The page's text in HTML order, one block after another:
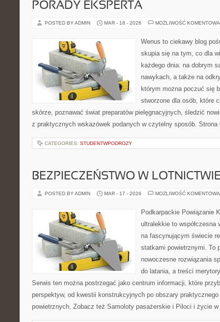
PORADY EKSPERTA
POSTED BY ADMIN MAR - 18 - 2026 MOŻLIWOŚĆ
Wenus to ciekawy blog
skupia się na tym, co dla
każdego dnia: na dobrym
nawykach, a także na
którym można poczuć się
stworzone dla osób, które
skórze, poznawać świat preparatów pielęgnacyjnych, śledzić
z praktycznych wskazówek podanych w czytelny sposób.
CATEGORIES: STUDENTWPODROZY
BEZPIECZEŃSTWO W
POSTED BY ADMIN MAR - 17 - 2026 MOŻLIWOŚĆ
Podkarpackie Powiązanie
ultralekkie to
na fascynującym świecie
statkami powietrznymi. To
nowoczesne rozwiązania
do latania, a treści
Serwis ten można postrzegać jako centrum informacji, które
perspektyw, od kwestii konstrukcyjnych po obszary
powietrznych. Zobacz też Samoloty pasażerskie i Piloci i życie